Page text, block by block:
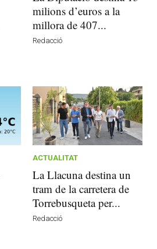
milions d’euros a la
millora de 407...
Redacció
ACTUALITAT
La Llacuna destina un
tram de la carretera de
Torrebusqueta per...
Redacció